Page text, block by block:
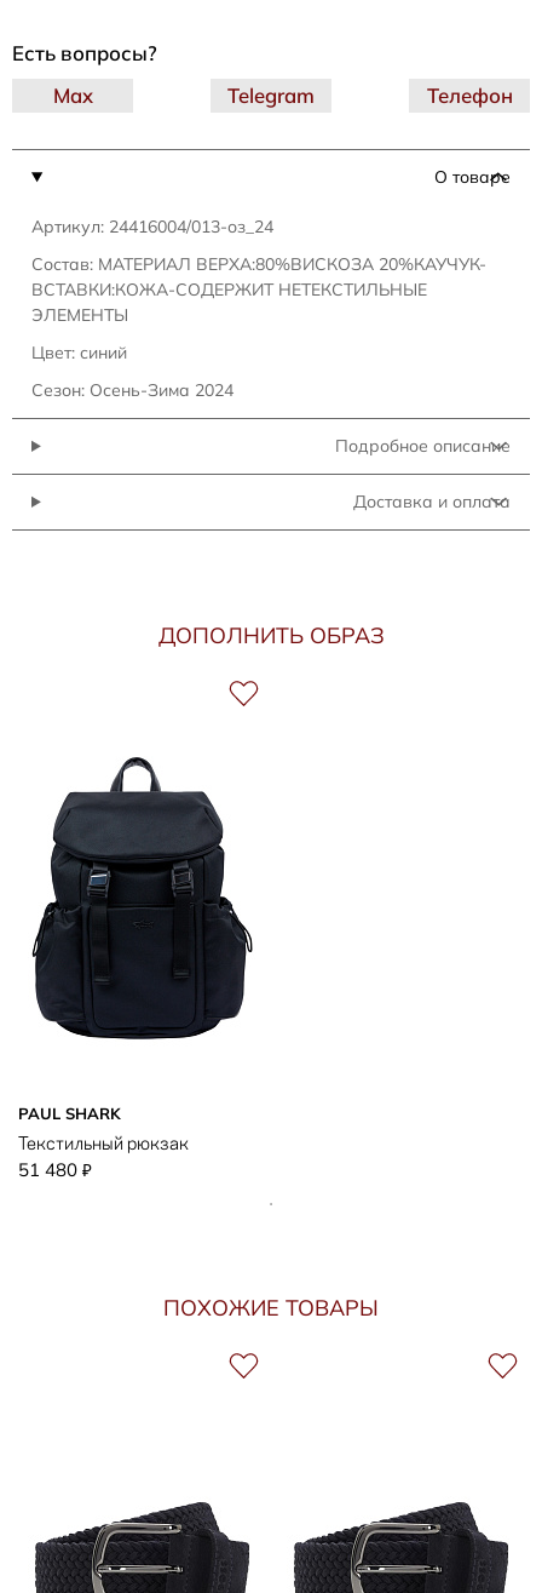
О товаре
Артикул: 24416004/013-оз_24
Состав: МАТЕРИАЛ ВЕРХА:80%ВИСКОЗА 20%КАУЧУК-
ВСТАВКИ:КОЖА-СОДЕРЖИТ НЕТЕКСТИЛЬНЫЕ
ЭЛЕМЕНТЫ
Цвет: синий
Сезон: Осень-Зима 2024
Подробное описание
Доставка и оплата
Есть вопросы?
Telegram
Max Телефон
ДОПОЛНИТЬ ОБРАЗ
PAUL SHARK
Текстильный рюкзак
51 480 ₽
ПОХОЖИЕ ТОВАРЫ